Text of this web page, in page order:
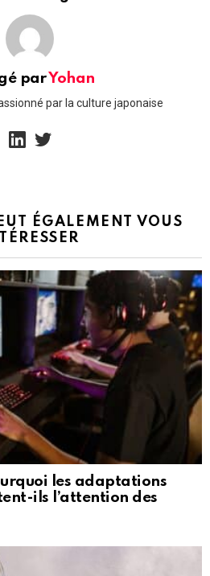
parYohan
par la culture japonaise
linkedin
ÉGALEMENT VOUS
les adaptations
ils l’attention des